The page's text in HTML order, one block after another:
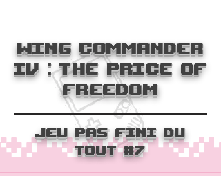
Wing Commander
IV : The Price of
Freedom
Jeu Pas fini du
tout #7